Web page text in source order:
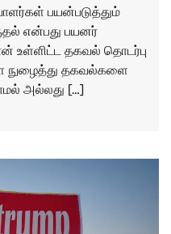
பயன்படுத்தும்
என்பது பயனர்
உள்ளிட்ட தகவல் தொடர்பு
நுழைத்து தகவல்களை
அல்லது […]